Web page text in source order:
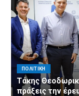
ΠΟΛΙΤΙΚΗ
Τάκης
πράξεις την